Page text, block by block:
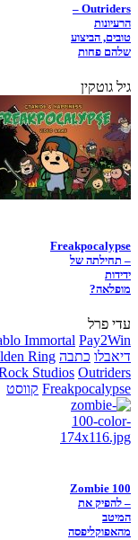
Outriders –
הרעיונות
טובים, הביצוע
שלהם פחות
גיל גוטקין
Freakpocalypse
– תחילתה של
ידידות
מופלאה?
עדי פרל
Immortal Pay2Win
דיאבלו כתבה Ring
Studios Outriders
Freakpocalypse קווסט
Zombie 100
– להפיק את
המיטב
מהאפוקליפסה